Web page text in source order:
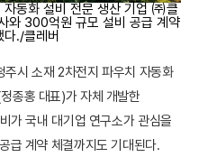
동화 설비 전문 생산 기업 ㈜클
와 300억원 규모 설비 공급 계약
다./클레버
주시 소재 2차전지 파우치 자동화
종홍 대표)가 자체 개발한
가 국내 대기업 연구소가 관심을
급 계약 체결까지도 기대된다.